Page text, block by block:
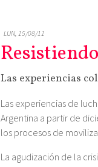
LUN, 15/08/11
Las experiencias
Las experiencias de
Argentina a partir de
los procesos de
La agudización de la